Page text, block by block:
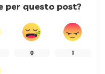
per questo post?
0 1